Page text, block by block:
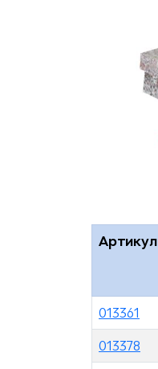
Артикул
013361
013378